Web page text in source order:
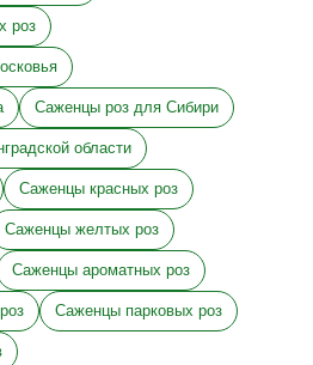
роз
Саженцы роз для Сибири
области
Саженцы красных роз
Саженцы желтых роз
Саженцы ароматных роз
Саженцы парковых роз